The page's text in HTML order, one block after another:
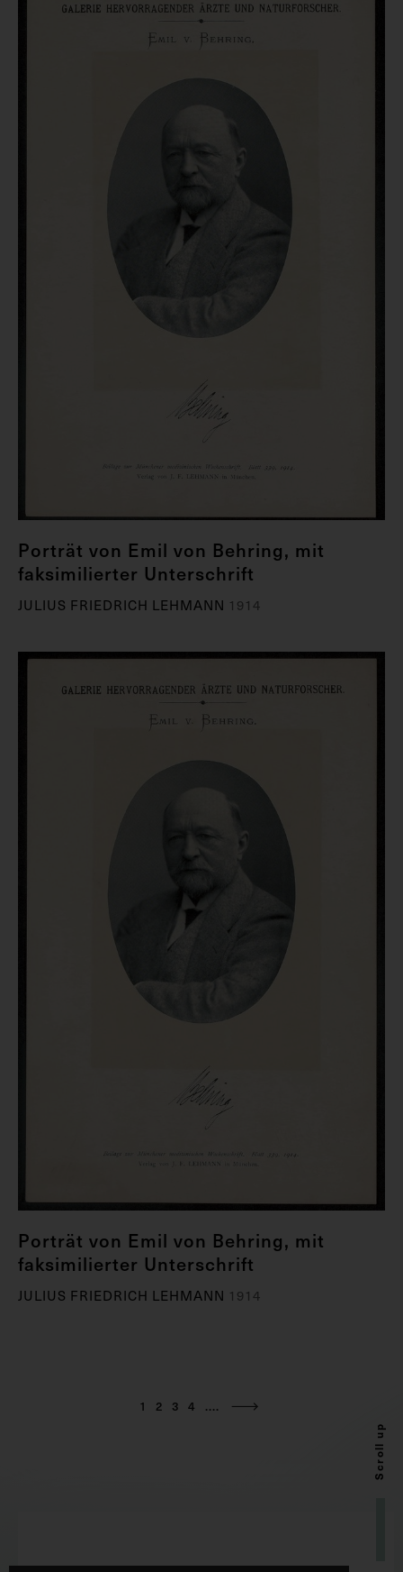
Porträt von Emil von Behring, mit
faksimilierter Unterschrift
JULIUS FRIEDRICH LEHMANN 1914
Porträt von Emil von Behring, mit
faksimilierter Unterschrift
JULIUS FRIEDRICH LEHMANN 1914
1 2 3 4 ....
Scroll up